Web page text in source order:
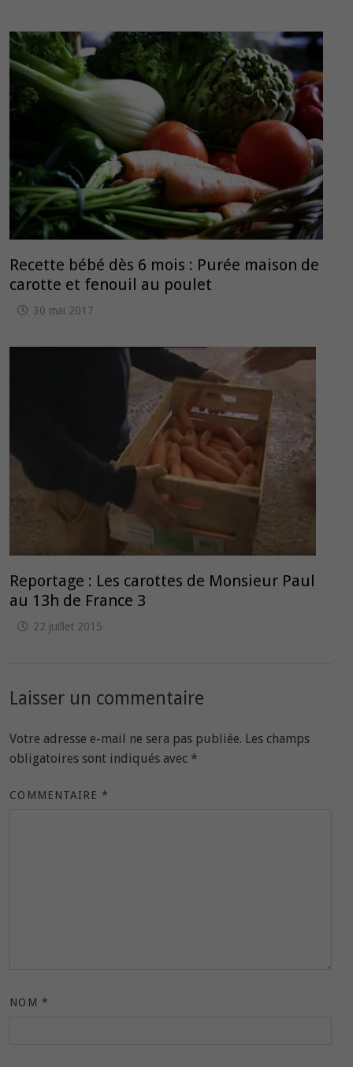
Recette bébé dès 6 mois : Purée maison de
carotte et fenouil au poulet
30 mai 2017
Reportage : Les carottes de Monsieur Paul
au 13h de France 3
22 juillet 2015
Laisser un commentaire
Votre adresse e-mail ne sera pas publiée. Les champs
obligatoires sont indiqués avec *
COMMENTAIRE*
NOM *